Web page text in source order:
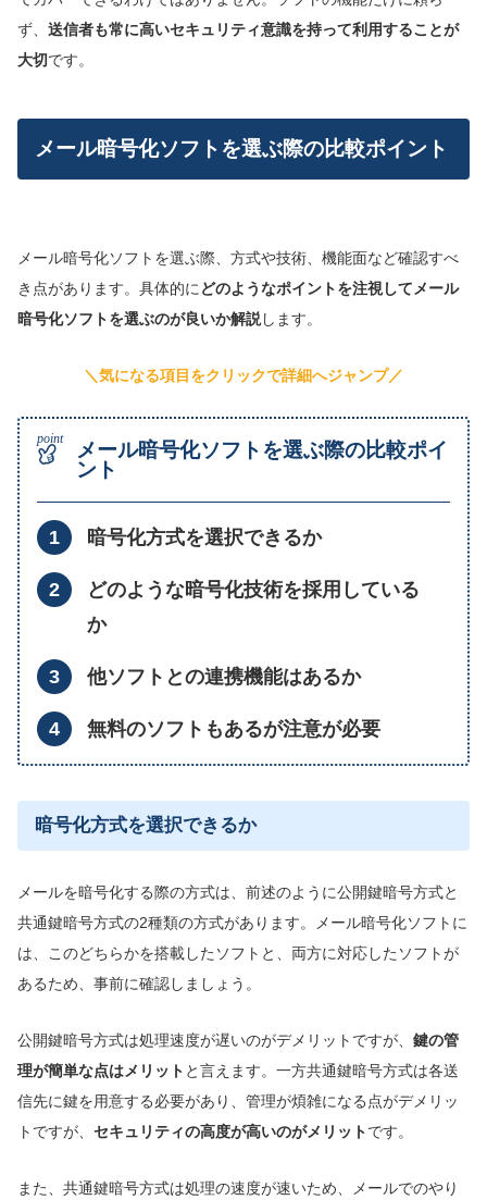
ず、 送信者も常に高いセキュリティ意識を持って利用することが
大切です。
メール暗号化ソフトを選ぶ際の比較ポイント
メール暗号化ソフトを選ぶ際、方式や技術、機能面など確認すべ
き点があります。具体的に どのようなポイントを注視してメール
暗号化ソフトを選ぶのが良いか解説します。
＼気になる項目をクリックで詳細へジャンプ／
メール暗号化ソフトを選ぶ際の比較ポイ
ント
暗号化方式を選択できるか
どのような暗号化技術を採用している
か
他ソフトとの連携機能はあるか
無料のソフトもあるが注意が必要
暗号化方式を選択できるか
メールを暗号化する際の方式は、前述のように公開鍵暗号方式と
共通鍵暗号方式の2種類の方式があります。メール暗号化ソフトに
は、このどちらかを搭載したソフトと、両方に対応したソフトが
あるため、事前に確認しましょう。
公開鍵暗号方式は処理速度が遅いのがデメリットですが、 鍵の管
理が簡単な点はメリット と言えます。一方共通鍵暗号方式は各送
信先に鍵を用意する必要があり、管理が煩雑になる点がデメリッ
トですが、 セキュリティの高度が高いのがメリットです。
また、共通鍵暗号方式は処理の速度が速いため、メールでのやり